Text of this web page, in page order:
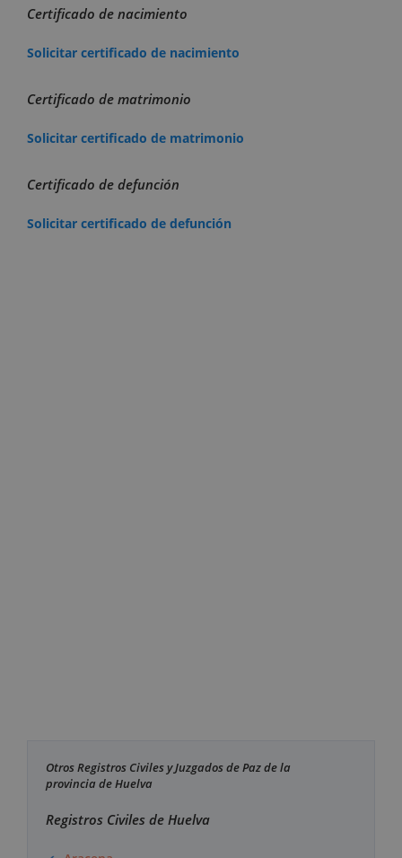
Certificado de nacimiento
Solicitar certificado de nacimiento
Certificado de matrimonio
Solicitar certificado de matrimonio
Certificado de defunción
Solicitar certificado de defunción
Otros Registros Civiles y Juzgados de Paz de la
provincia de Huelva
Registros Civiles de Huelva